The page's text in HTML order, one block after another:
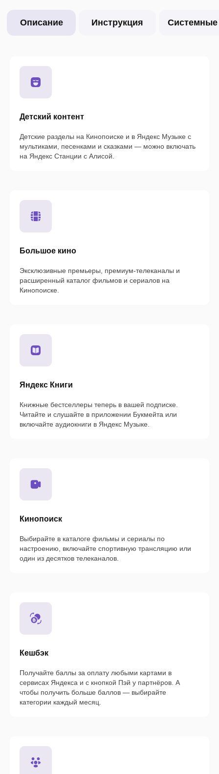
Детский контент
Детские разделы на Кинопоиске и в Яндекс Музыке с
мультиками, песенками и сказками — можно включать
на Яндекс Станции с Алисой.
Большое кино
Эксклюзивные премьеры, премиум-телеканалы и
расширенный каталог фильмов и сериалов на
Кинопоиске.
Яндекс Книги
Книжные бестселлеры теперь в вашей подписке.
Читайте и слушайте в приложении Букмейта или
включайте аудиокниги в Яндекс Музыке.
Кинопоиск
Выбирайте в каталоге фильмы и сериалы по
настроению, включайте спортивную трансляцию или
один из десятков телеканалов.
Кешбэк
Получайте баллы за оплату любыми картами в
сервисах Яндекса и с кнопкой Пэй у партнёров. А
чтобы получить больше баллов — выбирайте
категории каждый месяц.